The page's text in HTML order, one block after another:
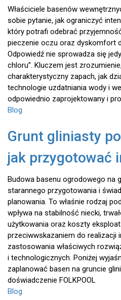
Właściciele basenów
sobie pytanie, jak ograniczyć
który potrafi odebrać
pieczenie oczu oraz dyskomfort
Odpowiedź nie sprowadza się
chloru”. Kluczem jest
charakterystyczny zapach, jak
technologie uzdatniania wody i
odpowiednio zaprojektowany i
Blog
Grunt gliniasty
jak przygotować
Budowa basenu ogrodowego na
starannego przygotowania i
planowania. To właśnie rodzaj
wpływa na stabilność niecki,
użytkowania oraz koszty
przeciwwskazaniem do realizacji
zastosowania właściwych
i technologicznych. Poniżej
zaplanować basen na gruncie
doświadczenie FOLKPOOL
Blog